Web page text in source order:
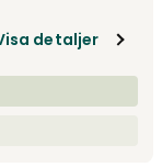
detaljer
Khaki